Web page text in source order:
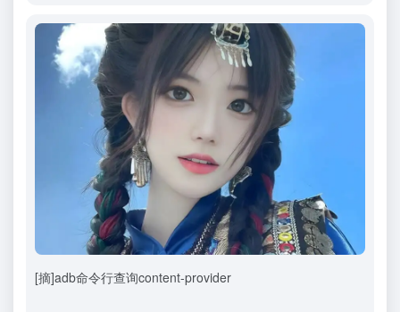
[摘]adb命令行查询content-provider